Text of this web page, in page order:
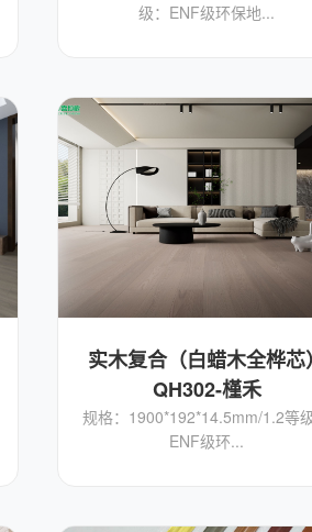
级：ENF级环保地...
实木复合（白蜡木全桦芯）
QH302-槿禾
规格：1900*192*14.5mm/1.2等级
ENF级环...